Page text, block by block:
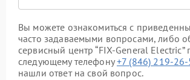
Вы можете ознакомиться с
часто задаваемыми вопросами, либо
сервисный центр “FIX-General Electric”
следующему телефону+7 (846) 219-
нашли ответ на свой вопрос.